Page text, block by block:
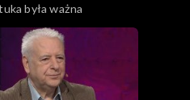
była ważna